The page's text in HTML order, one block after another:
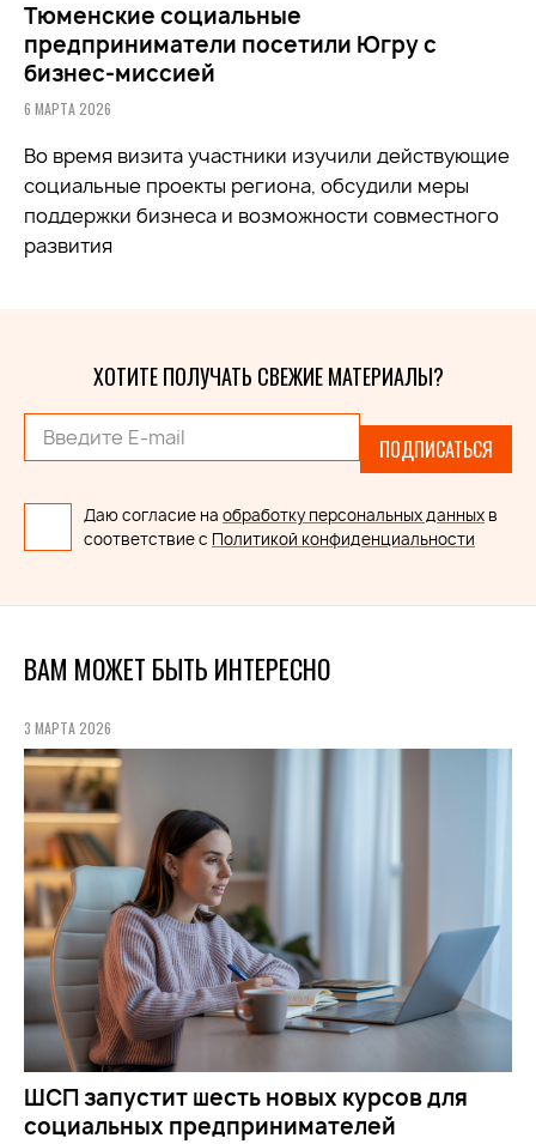
Тюменские социальные
предприниматели посетили Югру с
бизнес-миссией
6 МАРТА 2026
Во время визита участники изучили действующие
социальные проекты региона, обсудили меры
поддержки бизнеса и возможности совместного
развития
ХОТИТЕ ПОЛУЧАТЬ СВЕЖИЕ МАТЕРИАЛЫ?
ПОДПИСАТЬСЯ
Даю согласие на обработку персональных данных в
соответствие с Политикой конфиденциальности
ВАМ МОЖЕТ БЫТЬ ИНТЕРЕСНО
3 МАРТА 2026
ШСП запустит шесть новых курсов для
социальных предпринимателей